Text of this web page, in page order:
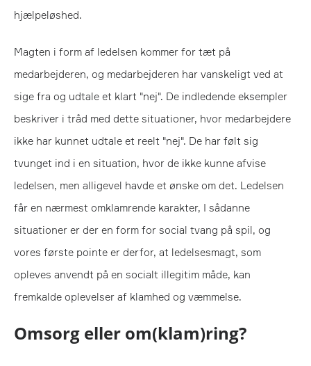
hjælpeløshed.
Magten i form af ledelsen kommer for tæt på
medarbejderen, og medarbejderen har vanskeligt ved at
sige fra og udtale et klart "nej". De indledende eksempler
beskriver i tråd med dette situationer, hvor medarbejdere
ikke har kunnet udtale et reelt "nej". De har følt sig
tvunget ind i en situation, hvor de ikke kunne afvise
ledelsen, men alligevel havde et ønske om det. Ledelsen
får en nærmest omklamrende karakter, I sådanne
situationer er der en form for social tvang på spil, og
vores første pointe er derfor, at ledelsesmagt, som
opleves anvendt på en socialt illegitim måde, kan
fremkalde oplevelser af klamhed og væmmelse.
Omsorg eller om(klam)ring?